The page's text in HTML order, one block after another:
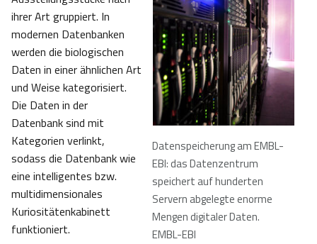
Datenspeicherung am EMBL-
EBI: das Datenzentrum
speichert auf hunderten
Servern abgelegte enorme
Mengen digitaler Daten.
EMBL-EBI
ihrer Art gruppiert. In
modernen Datenbanken
werden die biologischen
Daten in einer ähnlichen Art
und Weise kategorisiert.
Die Daten in der
Datenbank sind mit
Kategorien verlinkt,
sodass die Datenbank wie
eine intelligentes bzw.
multidimensionales
Kuriositätenkabinett
funktioniert.